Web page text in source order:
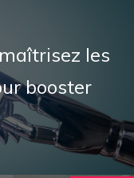
les
booster